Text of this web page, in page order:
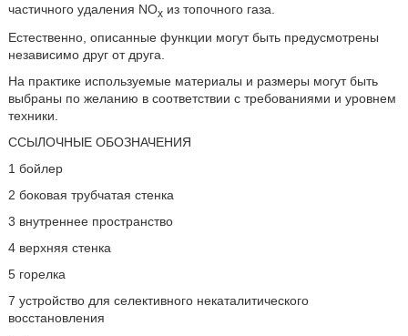
частичного удаления NOxиз топочного газа.
Естественно, описанные функции могут быть предусмотрены
независимо друг от друга.
На практике используемые материалы и размеры могут быть
выбраны по желанию в соответствии с требованиями и уровнем
техники.
ССЫЛОЧНЫЕ ОБОЗНАЧЕНИЯ
1 бойлер
2 боковая трубчатая стенка
3 внутреннее пространство
4 верхняя стенка
5 горелка
7 устройство для селективного некаталитического
восстановления